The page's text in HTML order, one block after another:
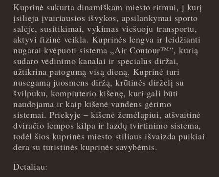
Kuprinė sukurta dinamiškam miesto ritmui, į kurį
įsilieja įvairiausios išvykos, apsilankymai sporto
salėje, susitikimai, vykimas viešuoju transportu,
aktyvi fizinė veikla. Kuprinės lengva ir leidžianti
nugarai kvėpuoti sistema „Air Contour™“, kurią
sudaro vėdinimo kanalai ir specialūs diržai,
užtikrina patogumą visą dieną. Kuprinė turi
nusegamą juosmens diržą, krūtinės dirželį su
švilpuku, kompiuterio kišenę, kuri gali būti
naudojama ir kaip kišenė vandens gėrimo
sistemai. Priekyje – kišenė žemėlapiui, atšvaitinė
dviračio lempos kilpa ir lazdų tvirtinimo sistema,
todėl šios kuprinės miesto stiliaus išvaizda puikiai
dera su turistinės kuprinės savybėmis.
Detaliau: